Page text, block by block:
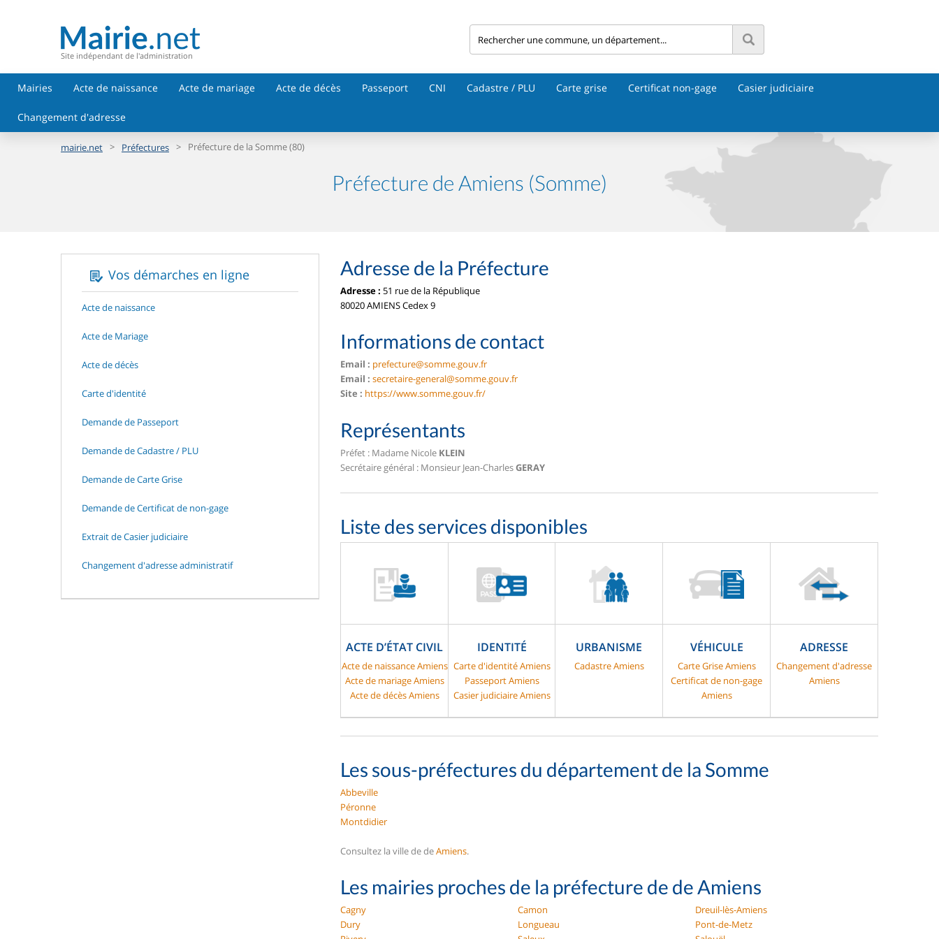
Site indépendant de l'administration
Mairies Acte de naissance Acte de mariage Acte de décès Passeport CNI Cadastre / PLU Carte grise Certificat non-gage Casier judiciaire
Changement d'adresse
mairie.net > Préfectures > Préfecture de la Somme (80)
Préfecture de Amiens (Somme)
Vos démarches en ligne
Acte de naissance
Acte de Mariage
Acte de décès
Carte d'identité
Demande de Passeport
Demande de Cadastre / PLU
Demande de Carte Grise
Demande de Certificat de non-gage
Extrait de Casier judiciaire
Changement d'adresse administratif
Adresse de la Préfecture
Adresse : 51 rue de la République
80020 AMIENS Cedex 9
Informations de contact
Email : prefecture@somme.gouv.fr
Email : secretaire-general@somme.gouv.fr
Site : https://www.somme.gouv.fr/
Représentants
Préfet : Madame Nicole KLEIN
Secrétaire général : Monsieur Jean-CharlesGERAY
Liste des services disponibles
ACTE D’ÉTAT CIVIL
Acte de naissance Amiens
Acte de mariage Amiens
Acte de décès Amiens
IDENTITÉ
Carte d'identité Amiens
Passeport Amiens
Casier judiciaire Amiens
URBANISME
Cadastre Amiens
VÉHICULE
Carte Grise Amiens
Certificat de non-gage
Amiens
ADRESSE
Changement d'adresse
Amiens
Les sous-préfectures du département de la Somme
Abbeville
Péronne
Montdidier
Consultez la ville de deAmiens.
Les mairies proches de la préfecture de de Amiens
Cagny Camon
Dreuil-lès-Amiens
Dury
Longueau
Pont-de-Metz